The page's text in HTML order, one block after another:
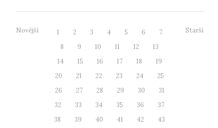
Novější 1 2 3 4 5 6
7
8
9 10 11 12
13
14
15 16 17 18
19
20
21 22 23 24
25
26
27 28 29 30
31
32
33 34 35 36
37
38
39 40 41 42
43
Starší